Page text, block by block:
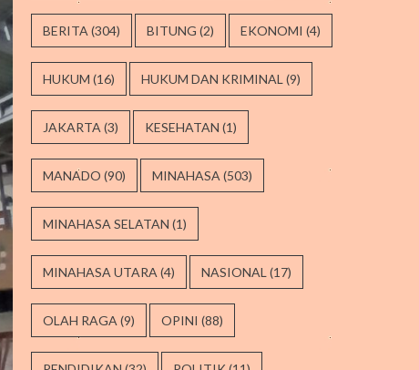
BERITA (304) BITUNG (2) EKONOMI (4)
HUKUM (16) HUKUM DAN KRIMINAL (9)
JAKARTA (3) KESEHATAN (1)
MANADO (90) MINAHASA (503)
MINAHASA SELATAN (1)
MINAHASA UTARA (4) NASIONAL (17)
OLAH RAGA (9) OPINI (88)